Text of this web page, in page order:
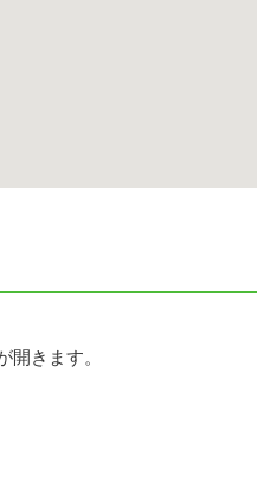
開きます。